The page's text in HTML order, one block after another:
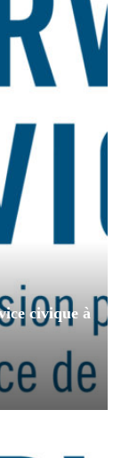
civique à